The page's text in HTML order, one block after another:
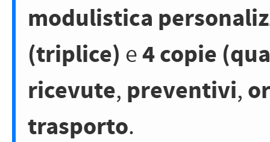
modulistica
(triplice) e4 copie
ricevute, preventivi,
trasporto.